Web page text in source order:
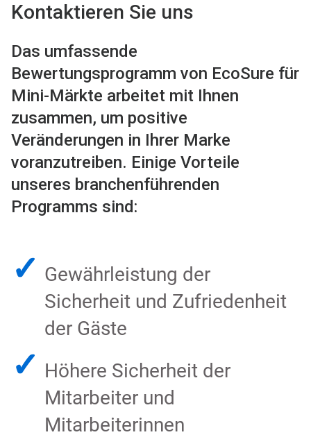
Kontaktieren Sie uns
Das umfassende
Bewertungsprogramm von EcoSure für
Mini-Märkte arbeitet mit Ihnen
zusammen, um positive
Veränderungen in Ihrer Marke
voranzutreiben. Einige Vorteile
unseres branchenführenden
Programms sind:
✓ Gewährleistung der
Sicherheit und Zufriedenheit
der Gäste
✓ Höhere Sicherheit der
Mitarbeiter und
Mitarbeiterinnen